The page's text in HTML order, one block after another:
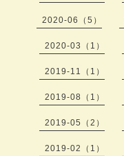
2020-06（5）
2020-03（1）
2019-11（1）
2019-08（1）
2019-05（2）
2019-02（1）